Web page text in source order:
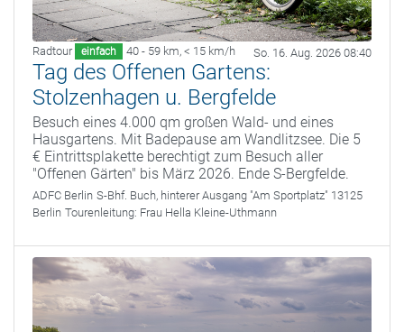
Radtour einfach 40 - 59 km, < 15 km/h So. 16. Aug. 2026 08:40
Tag des Offenen Gartens:
Stolzenhagen u. Bergfelde
Besuch eines 4.000 qm großen Wald- und eines
Hausgartens. Mit Badepause am Wandlitzsee. Die 5
€ Eintrittsplakette berechtigt zum Besuch aller
"Offenen Gärten" bis März 2026. Ende S-Bergfelde.
ADFC Berlin S-Bhf. Buch, hinterer Ausgang "Am Sportplatz" 13125
Berlin Tourenleitung: Frau Hella Kleine-Uthmann